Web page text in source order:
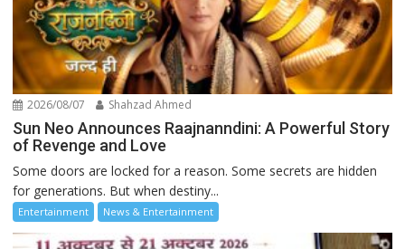
2026/08/07 Shahzad Ahmed
Sun Neo Announces Raajnanndini: A Powerful Story
of Revenge and Love
Some doors are locked for a reason. Some secrets are hidden
for generations. But when destiny...
Entertainment News & Entertainment